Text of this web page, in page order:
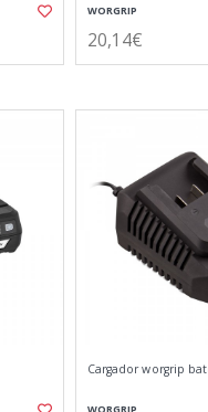
WORGRIP
20,14€
Cargador worgrip